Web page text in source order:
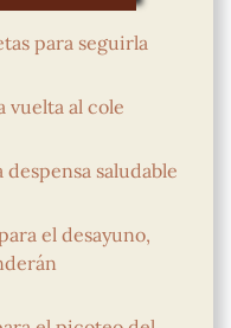
para seguirla
vuelta al cole
saludable
el desayuno,